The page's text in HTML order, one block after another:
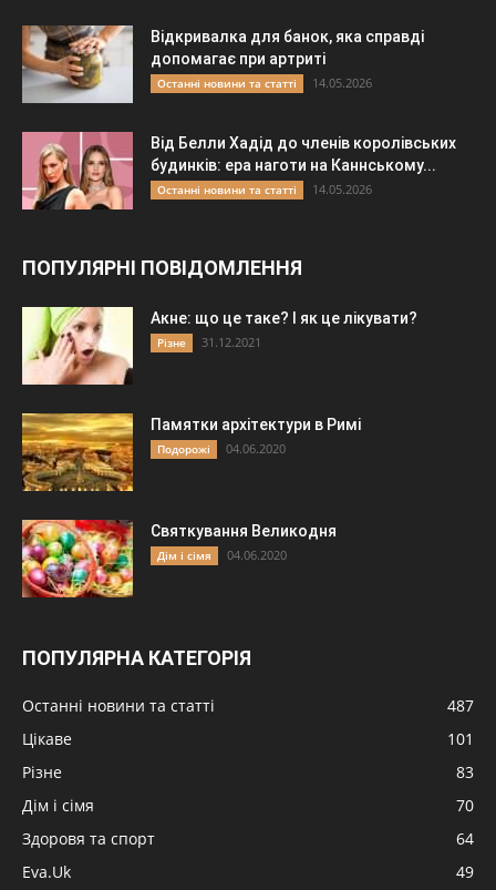
Відкривалка для банок, яка справді
допомагає при артриті
Останні новини та статті 14.05.2026
Від Белли Хадід до членів королівських
будинків: ера наготи на Каннському...
Останні новини та статті 14.05.2026
ПОПУЛЯРНІ ПОВІДОМЛЕННЯ
Акне: що це таке? І як це лікувати?
Різне 31.12.2021
Памятки архітектури в Римі
Подорожі 04.06.2020
Святкування Великодня
Дім і сімя 04.06.2020
ПОПУЛЯРНА КАТЕГОРІЯ
Останні новини та статті
487
Цікаве
101
Різне
83
Дім і сімя
70
Здоровя та спорт
64
Eva.Uk
49